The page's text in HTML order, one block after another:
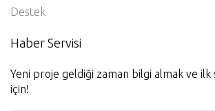
Destek
Haber Servisi
Yeni proje geldiği zaman bilgi almak ve ilk
için!